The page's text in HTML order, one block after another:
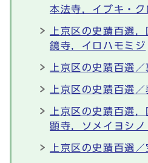
本法寺，イブキ・ク
上京区の史蹟百選
鏡寺，イロハモミジ
上京区の史蹟百選
上京区の史蹟百選
上京区の史蹟百選
顕寺，ソメイヨシノ
上京区の史蹟百選